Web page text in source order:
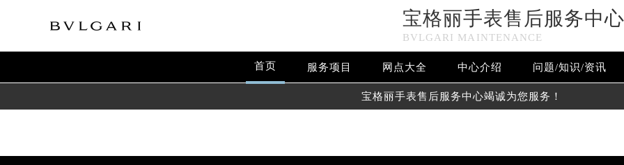
/www/wwwroot/seo/countryt/two/
/www/wwwroot/seo/countryt/two/www.gjmbwxgs.com/wp-
宝格丽手表售后服务中心
BVLGARI MAINTENANCE
首页 服务项目 网点大全 中心介绍 问题/知识/资讯
宝格丽手表售后服务中心竭诚为您服务！